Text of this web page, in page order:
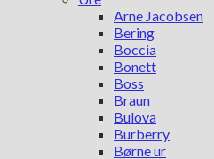
Arne Jacobsen
Bering
Boccia
Bonett
Boss
Braun
Bulova
Burberry
Børne ur